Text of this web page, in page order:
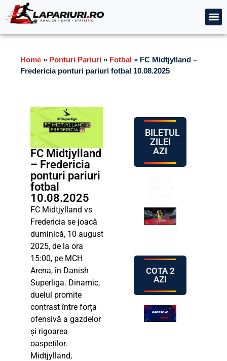
Home » Ponturi Pariuri » Fotbal » FC Midtjylland –
Fredericia ponturi pariuri fotbal 10.08.2025
FC Midtjylland
– Fredericia
ponturi pariuri
fotbal
10.08.2025
FC Midtjylland vs
Fredericia se joacă
duminică, 10 august
2025, de la ora
15:00, pe MCH
Arena, în Danish
Superliga. Dinamic,
duelul promite
contrast între forța
ofensivă a gazdelor
și rigoarea
oaspeților.
Midtjylland,
BILETUL
ZILEI
AZI
COTA 2
AZI